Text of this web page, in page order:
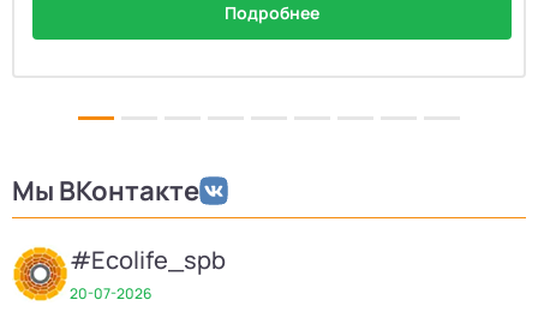
Подробнее
Мы ВКонтакте
#Ecolife_spb
20-07-2026